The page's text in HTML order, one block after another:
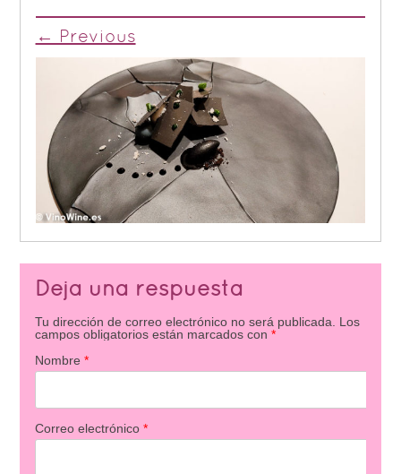
← Previous
Deja una respuesta
Tu dirección de correo electrónico no será publicada.
Los
campos obligatorios están marcados con *
Nombre *
Correo electrónico *